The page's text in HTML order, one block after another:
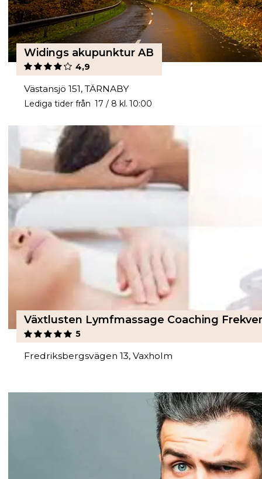
Widings akupunktur AB
4,9
Västansjö 151, TÄRNABY
Lediga tider från 17 / 8 kl. 10:00
5
Fredriksbergsvägen 13, Vaxholm